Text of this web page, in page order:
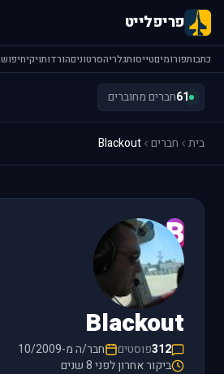
פריפלייט
כתבותפורומיםטייסותגלריהסרטוניםהורדותויקיחיפוש
61חברים מחוברים
בית חברים Blackout
B
Blackout
312פוסטים
חבר/ה מ-10/2009
ביקור אחרון לפני 8 שנים